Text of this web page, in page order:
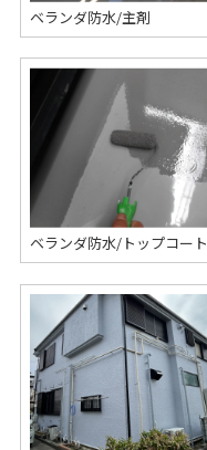
ベランダ防水/主剤
ベランダ防水/トップコート